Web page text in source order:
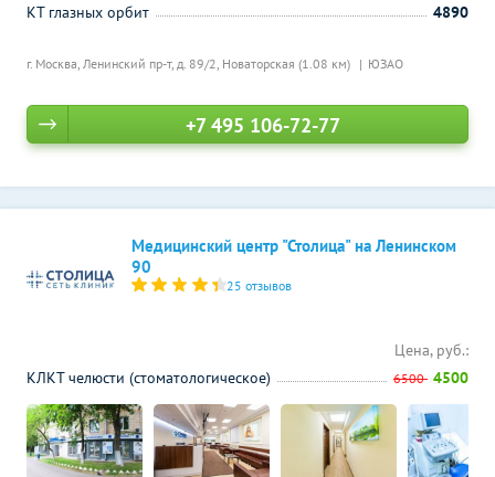
г. Москва, Ленинский пр-т, д. 89/2, Новаторская (1.08 км) ЮЗАО
КТ глазных орбит
4890
+7 495 106-72-77
Медицинский центр "Столица" на Ленинском
90
25 отзывов
Цена, руб.:
КЛКТ челюсти (стоматологическое)
6500 4500